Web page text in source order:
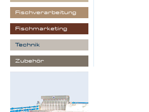
Fischverarbeitung
Fischmarketing
Technik
Zubehör